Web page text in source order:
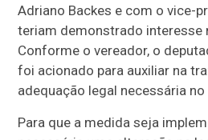
Adriano Backes e com o vice-
teriam demonstrado interesse
Conforme o vereador, o
foi acionado para auxiliar na
adequação legal necessária
Para que a medida seja